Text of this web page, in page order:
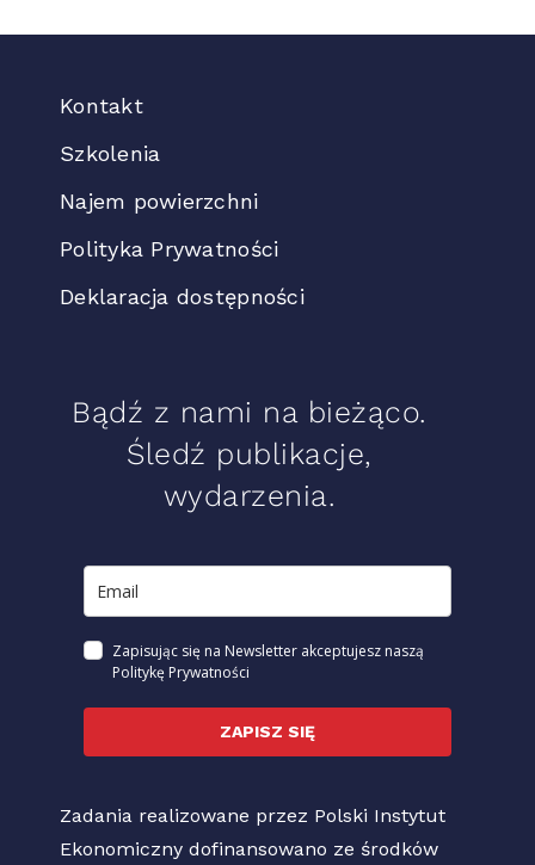
Kontakt
Szkolenia
Najem powierzchni
Polityka Prywatności
Deklaracja dostępności
Bądź z nami na bieżąco.
Śledź publikacje,
wydarzenia.
Zapisując się na Newsletter akceptujesz naszą
Politykę Prywatności
ZAPISZ SIĘ
Zadania realizowane przez Polski Instytut
Ekonomiczny dofinansowano ze środków